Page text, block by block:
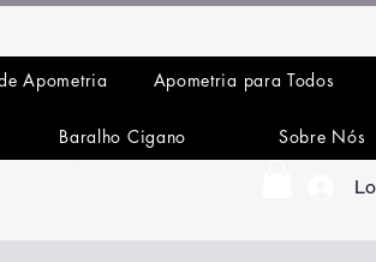
Apometria Apometria para Todos
Baralho Cigano Sobre Nós